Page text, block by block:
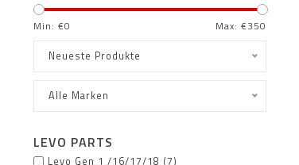
Min: €0 Max: €350
Neueste Produkte
Alle Marken
LEVO PARTS
Levo Gen 1 /16/17/18 (7)